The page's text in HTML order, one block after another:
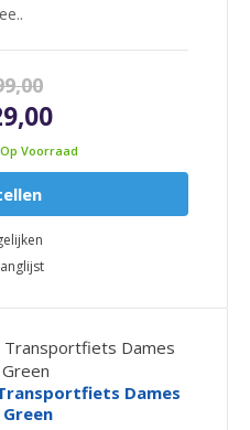
Op Voorraad
Dames